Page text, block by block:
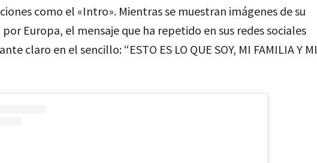
como el «Intro». Mientras se muestran imágenes de su
Europa, el mensaje que ha repetido en sus redes sociales
claro en el sencillo: “ESTO ES LO QUE SOY, MI FAMILIA Y MI